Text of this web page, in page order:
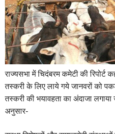
राज्यसभा में चिदंबरम कमेटी की रिपोर्ट
तस्करी के लिए लाये गये जानवरों को
तस्करी की भयावहता का अंदाजा
अनुसार-